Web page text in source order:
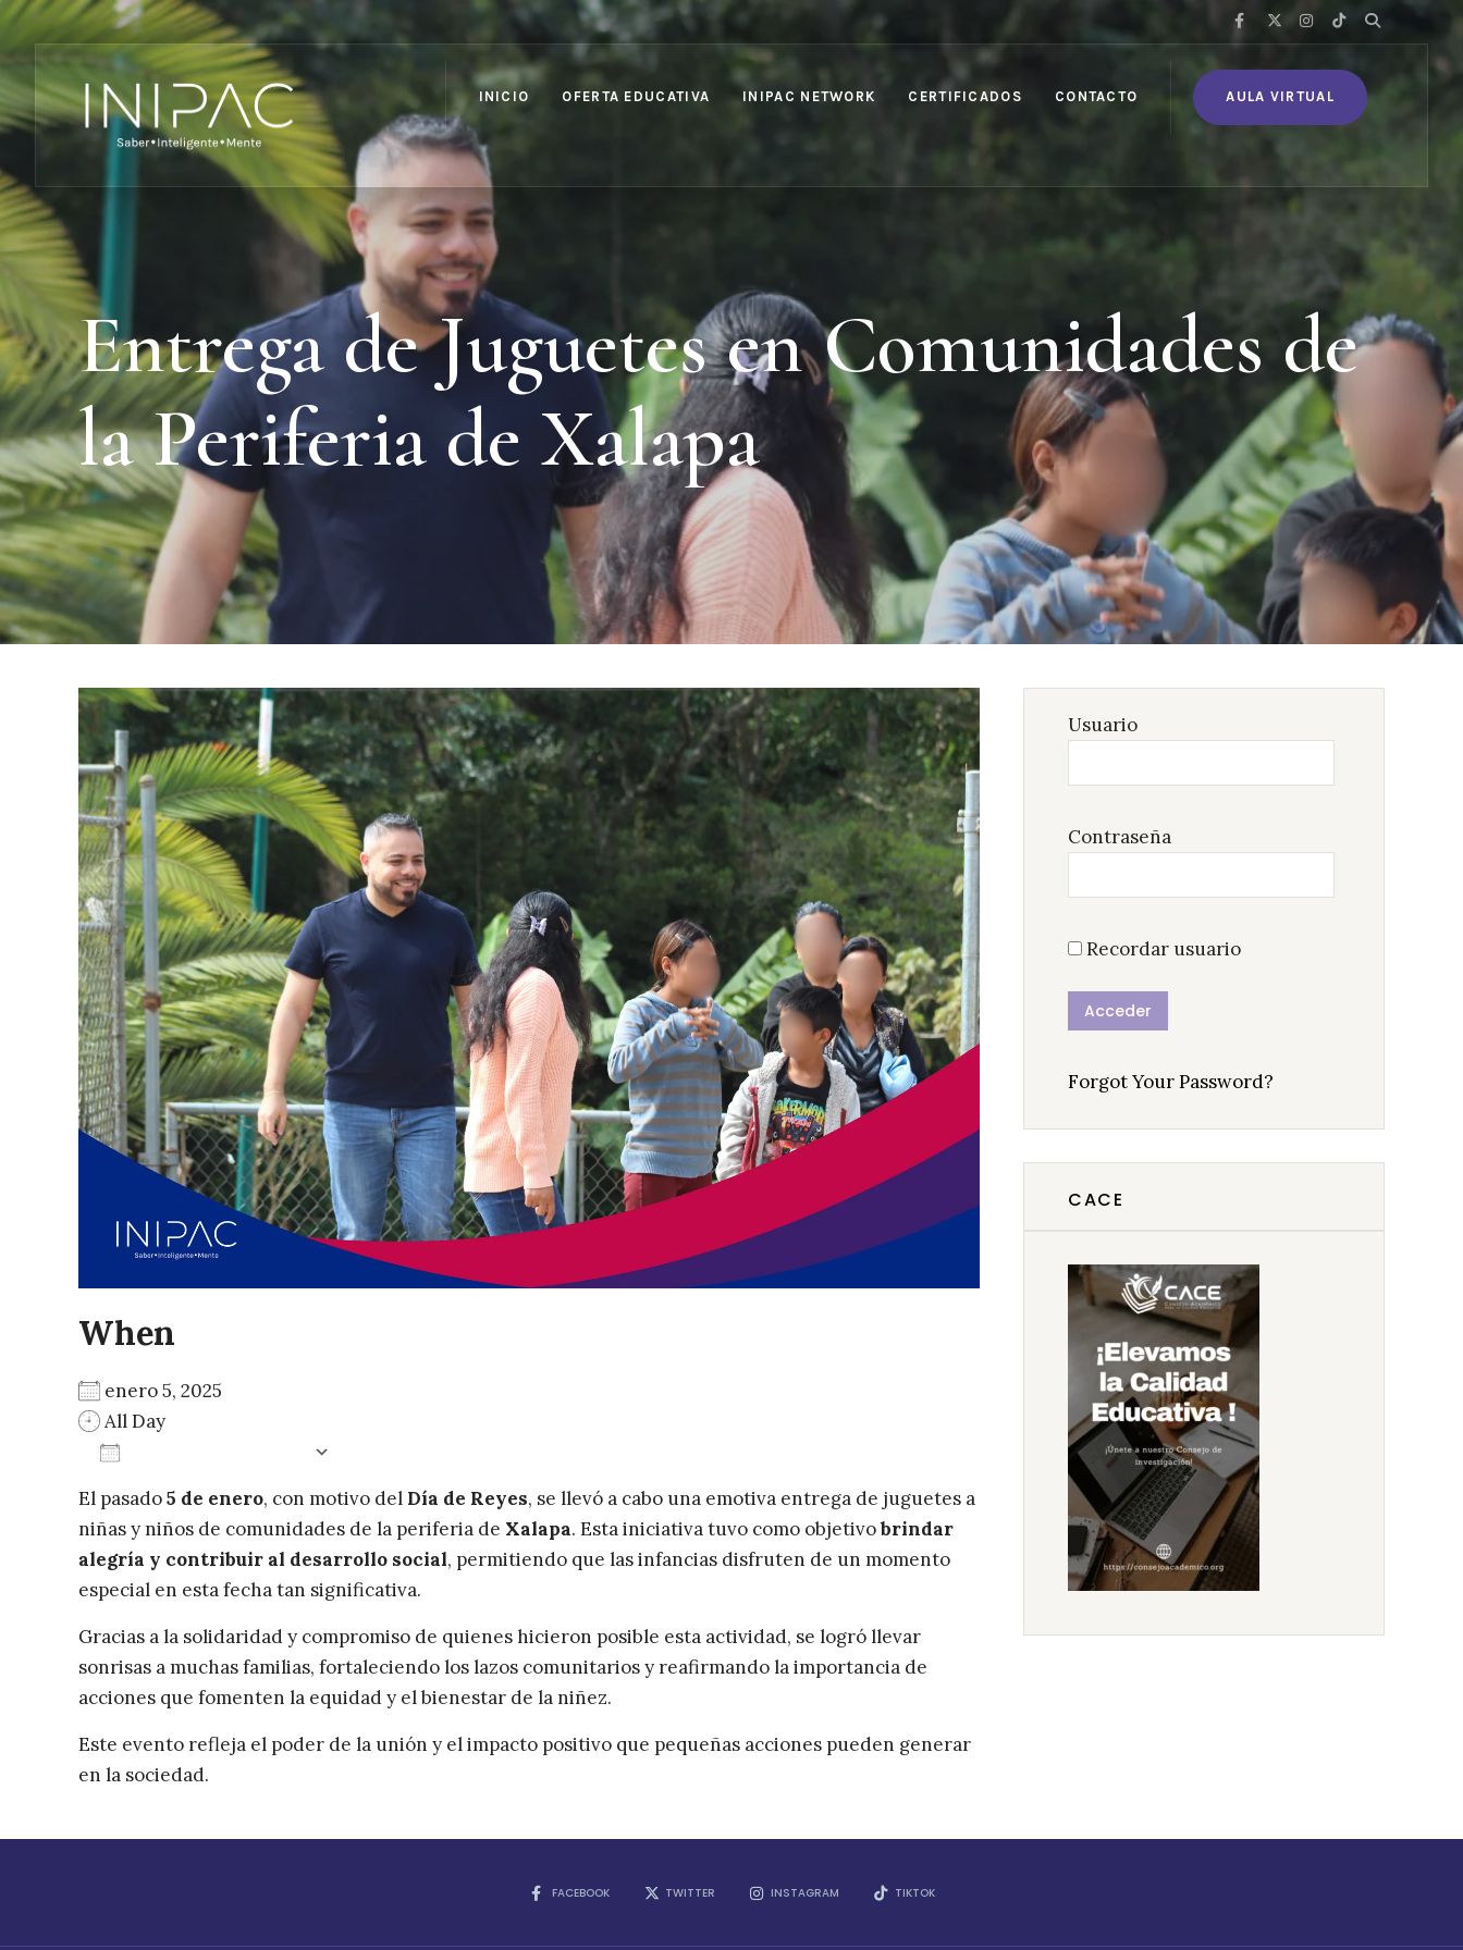
INICIO OFERTA EDUCATIVA INIPAC NETWORK CERTIFICADOS CONTACTO AULA VIRTUAL
Entrega de Juguetes en Comunidades de
la Periferia de Xalapa
When
enero 5, 2025
All Day
Download ICS Google Calendar iCalendar Office 365 Outlook Live
El pasado5 de enero, con motivo del Día de Reyes, se llevó a cabo una emotiva entrega de juguetes a
niñas y niños de comunidades de la periferia de Xalapa. Esta iniciativa tuvo como objetivobrindar
alegría y contribuir al desarrollo social, permitiendo que las infancias disfruten de un momento
especial en esta fecha tan significativa.
Gracias a la solidaridad y compromiso de quienes hicieron posible esta actividad, se logró llevar
sonrisas a muchas familias, fortaleciendo los lazos comunitarios y reafirmando la importancia de
acciones que fomenten la equidad y el bienestar de la niñez.
Este evento refleja el poder de la unión y el impacto positivo que pequeñas acciones pueden generar
en la sociedad.
Usuario
Contraseña
Recordar usuario
Forgot Your Password?
CACE
FACEBOOK TWITTER INSTAGRAM TIKTOK